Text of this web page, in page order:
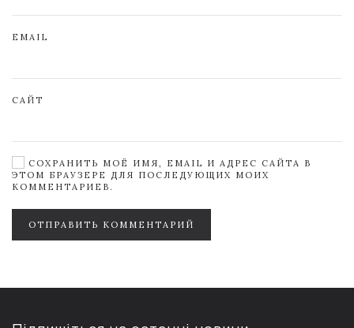
EMAIL
САЙТ
СОХРАНИТЬ МОЁ ИМЯ, EMAIL И АДРЕС САЙТА В
ЭТОМ БРАУЗЕРЕ ДЛЯ ПОСЛЕДУЮЩИХ МОИХ
КОММЕНТАРИЕВ.
ОТПРАВИТЬ КОММЕНТАРИЙ